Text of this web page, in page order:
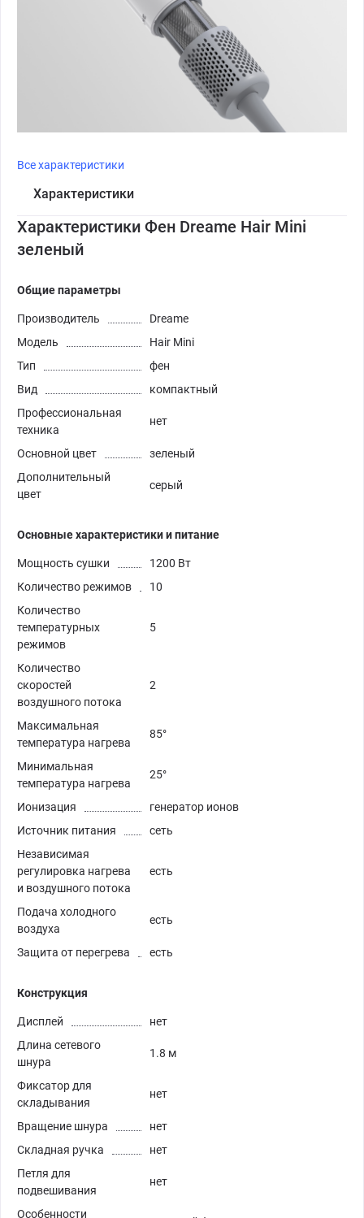
Все характеристики
Характеристики
Характеристики Фен Dreame Hair Mini
зеленый
Общие параметры
Производитель
Dreame
Модель
Hair Mini
Тип
фен
Вид
компактный
Профессиональная
техника
нет
Основной цвет
зеленый
Дополнительный
цвет
серый
Основные характеристики и питание
Мощность сушки
1200 Вт
Количество режимов
10
Количество
температурных
режимов
5
Количество
скоростей
воздушного потока
2
Максимальная
температура нагрева
85°
Минимальная
температура нагрева
25°
Ионизация
генератор ионов
Источник питания
сеть
Независимая
регулировка нагрева
и воздушного потока
есть
Подача холодного
воздуха
есть
Защита от перегрева есть
Конструкция
Дисплей
нет
Длина сетевого
шнура
1.8 м
Фиксатор для
складывания
нет
Вращение шнура
нет
Складная ручка
нет
Петля для
подвешивания
нет
Особенности